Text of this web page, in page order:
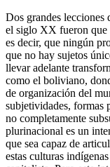
Dos grandes lecciones
el siglo XX fueron que
es decir, que ningún
que no hay sujetos
llevar adelante
como el boliviano,
de organización del
subjetividades, formas
no completamente
plurinacional es un
que sea capaz de
estas culturas